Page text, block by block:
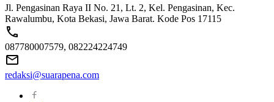
Jl. Pengasinan Raya II No. 21, Lt. 2, Kel. Pengasinan, Kec.
Rawalumbu, Kota Bekasi, Jawa Barat. Kode Pos 17115
087780007579, 082224224749
redaksi@suarapena.com